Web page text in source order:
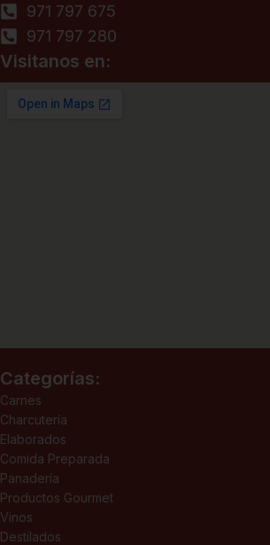
971 797 675
971 797 280
Visitanos en:
Categorías:
Carnes
Charcutería
Elaborados
Comida Preparada
Panadería
Productos Gourmet
Vinos
Destilados